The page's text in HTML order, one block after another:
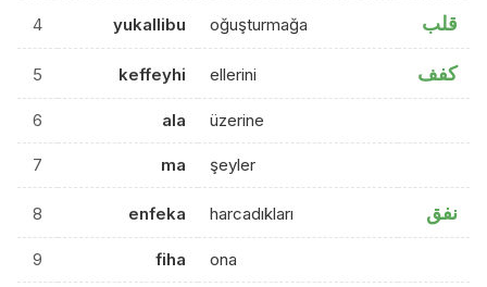
4 yukallibu oğuşturmağa قلب
5 keffeyhi ellerini كفف
6 ala üzerine
7 ma şeyler
8 enfeka harcadıkları نفق
9 fiha ona